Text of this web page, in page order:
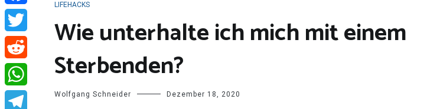
LIFEHACKS
Wie unterhalte ich mich mit einem
Sterbenden?
Wolfgang Schneider Dezember 18, 2020
Facebook
Twitter
Reddit
WhatsApp